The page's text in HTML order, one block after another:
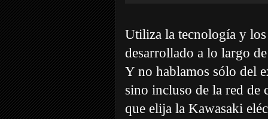
Utiliza la tecnología y
desarrollado a lo largo
Y no hablamos sólo del
sino incluso de la red
que elija la Kawasaki